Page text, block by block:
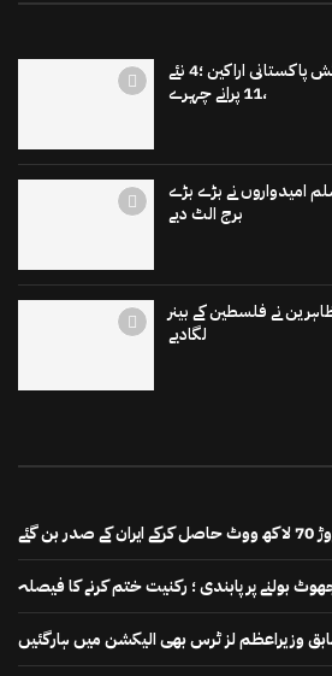
برطانوی پارلیمنٹ میں 15 برٹش پاکستانی اراکین ؛4 نئے
،11 پرانے چہرے
امیدواروں نے بڑے بڑے
برج الٹ دیے
نے فلسطین کے بینر
لگادیے
گئے
بولنے پر پابندی ؛ رکنیت ختم کرنے کا فیصلہ
سابق وزیراعظم لز ٹرس بھی الیکشن میں ہارگئیں